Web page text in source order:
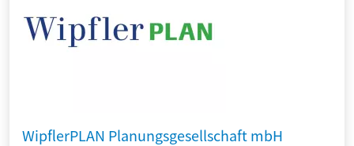
WipflerPLAN Planungsgesellschaft mbH